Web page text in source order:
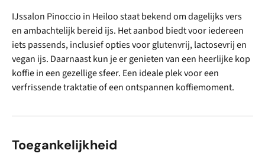
IJssalon Pinoccio in Heiloo staat bekend om dagelijks vers
en ambachtelijk bereid ijs. Het aanbod biedt voor iedereen
iets passends, inclusief opties voor glutenvrij, lactosevrij en
vegan ijs. Daarnaast kun je er genieten van een heerlijke kop
koffie in een gezellige sfeer. Een ideale plek voor een
verfrissende traktatie of een ontspannen koffiemoment.
Toegankelijkheid